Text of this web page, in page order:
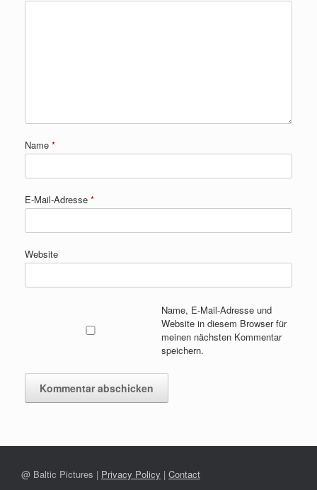
Name *
E-Mail-Adresse *
Website
Name, E-Mail-Adresse und
Website in diesem Browser für
meinen nächsten Kommentar
speichern.
@ Baltic Pictures | Privacy Policy | Contact